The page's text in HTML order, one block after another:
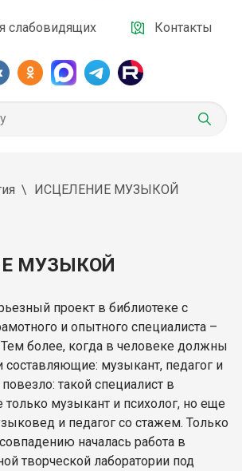
слабовидящих Контакты
ИСЦЕЛЕНИЕ МУЗЫКОЙ
МУЗЫКОЙ
проект в библиотеке с
и опытного специалиста –
более, когда в человеке должны
составляющие: музыкант, педагог и
такой специалист в
только музыкант и психолог, но еще
и педагог со стажем. Только
началась работа в
творческой лаборатории под